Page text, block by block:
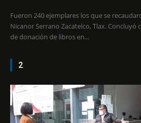
Fueron 240 ejemplares los que se
Nicanor Serrano Zacatelco, Tlax. Concluyó con gran éxito la campaña
de donación de libros en...
2